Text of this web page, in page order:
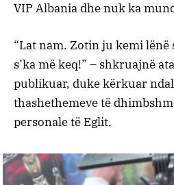
VIP Albania dhe nuk ka
“Lat nam. Zotin ju kemi
s’ka më keq!” – shkruajnë
publikuar, duke kërkuar
thashethemeve të
personale të Eglit.